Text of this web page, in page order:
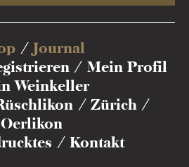
Journal
Mein Profil
Weinkeller
Zürich
Oerlikon
Kontakt